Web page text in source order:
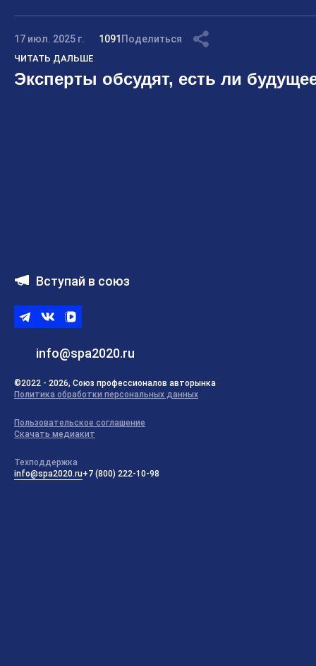
17 июл. 2025 г. 1091 Поделиться
ЧИТАТЬ ДАЛЬШЕ
Эксперты обсудят, есть ли
Вступай в союз
info@spa2020.ru
TelegramВКонтакте
ВК
©2022 - 2026, Союз профессионалов авторынка
Политика обработки персональных данных
Пользовательское соглашение
Скачать медиакит
Техподдержка
info@spa2020.ru+7 (800) 222-10-98